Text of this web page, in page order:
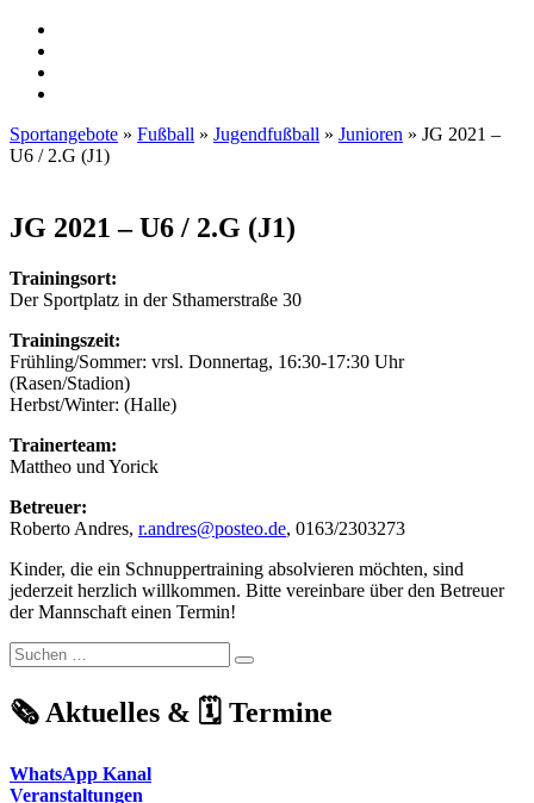
Sportangebote » Fußball » Jugendfußball » Junioren » JG 2021 –
U6 / 2.G (J1)
JG 2021 – U6 / 2.G (J1)
Trainingsort:
Der Sportplatz in der Sthamerstraße 30
Trainingszeit:
Frühling/Sommer: vrsl. Donnertag, 16:30-17:30 Uhr
(Rasen/Stadion)
Herbst/Winter: (Halle)
Trainerteam:
Mattheo und Yorick
Betreuer:
Roberto Andres, r.andres@posteo.de, 0163/2303273
Kinder, die ein Schnuppertraining absolvieren möchten, sind
jederzeit herzlich willkommen. Bitte vereinbare über den Betreuer
der Mannschaft einen Termin!
Suchen
nach:
Suchen
🗞️ Aktuelles & 🗓️ Termine
WhatsApp Kanal
Veranstaltungen